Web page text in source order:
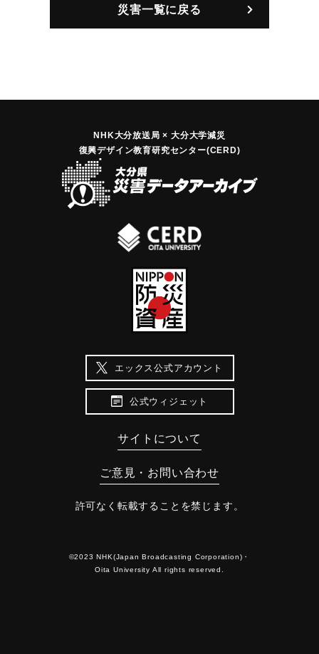
災害一覧に戻る
NHK大分放送局 × 大分大学減災
復興デザイン教育研究センター(CERD)
エックス公式アカウント
公式ウィジェット
サイトについて
ご意見・お問い合わせ
許可なく転載することを禁じます。
©2023 NHK(Japan Broadcasting Corporation)・
Oita University All rights reserved.